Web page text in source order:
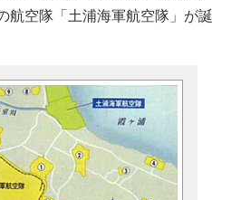
航空隊「土浦海軍航空隊」が誕